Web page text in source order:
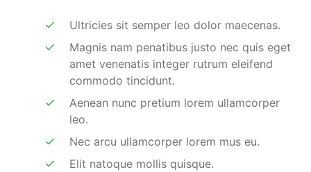
Ultricies sit semper leo dolor maecenas.
Magnis nam penatibus justo nec quis eget
amet venenatis integer rutrum eleifend
commodo tincidunt.
Aenean nunc pretium lorem ullamcorper
leo.
Nec arcu ullamcorper lorem mus eu.
Elit natoque mollis quisque.